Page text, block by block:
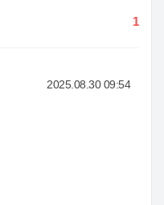
1
2025.08.30 09:54